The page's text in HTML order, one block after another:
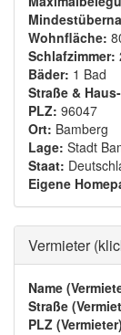
Wohnfläche:
Schlafzimmer:
Bäder: 1 Bad
Straße &
PLZ: 96047
Ort: Bamberg
Lage: Stadt
Staat:
Eigene
Ausblenden
Vermieter
Name
Straße
PLZ